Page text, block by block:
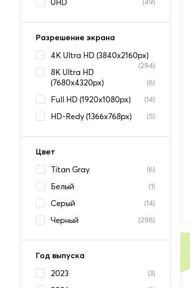
UHD (49)
Разрешение экрана
4K Ultra HD (3840x2160px)
(294)
8K Ultra HD
(7680x4320px)
(6)
Full HD (1920x1080px) (14)
HD-Redy (1366x768px) (5)
Цвет
Titan Gray
(6)
Белый (1)
Серый (14)
Черный (298)
Год выпуска
2023
(3)